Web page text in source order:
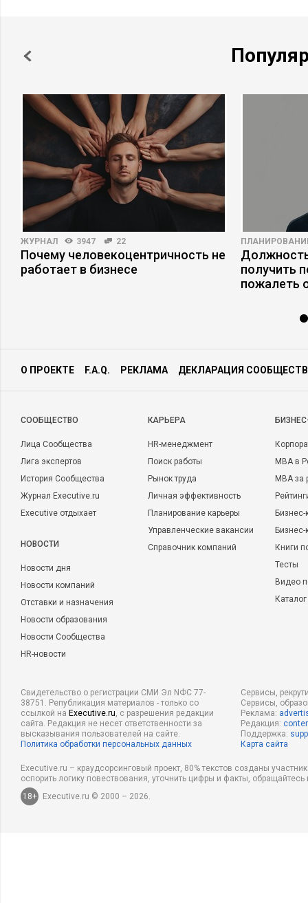
ЖУРНАЛ 3947 22
Почему человекоцентричность не
работает в бизнесе
получить
пожалеть
О ПРОЕКТЕ F.A.Q. РЕКЛАМА ДЕКЛАРАЦИЯ
CООБЩЕСТВО
Лица Сообщества
Лига экспертов
История Сообщества
Журнал Executive.ru
Executive отдыхает
НОВОСТИ
Новости дня
Новости компаний
Отставки и назначения
Новости образования
Новости Сообщества
HR-новости
КАРЬЕРА
HR-менеджмент
Поиск работы
Рынок труда
Личная эффективность
Планирование карьеры
Управленческие вакансии
Справочник компаний
MBA в
MBA
Бизнес-
Книги
Тесты
Видео
Свидетельство о регистрации СМИ Эл NФС 77-
38751. Републикация материалов - только со
ссылкой на Executive.ru, с разрешения редакции
сайта. Редакция не несет ответственности за
высказывания пользователей на сайте.
Политика обработки персональных данных
Сервисы,
Сервисы,
Реклама:
Редакция:
Поддержка:
Карта сайта
Executive.ru – краудсорсинговый проект, 80% текстов созданы
оспорить логику повествования, уточнить цифры и факты,
18+
Executive.ru © 2000 – 2026.